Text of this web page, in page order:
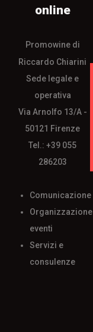
online
Promowine di
Riccardo Chiarini
Sede legale e
operativa
Via Arnolfo 13/A -
50121 Firenze
Tel.: +39 055
286203
Comunicazione
Organizzazione
eventi
Servizi e
consulenze